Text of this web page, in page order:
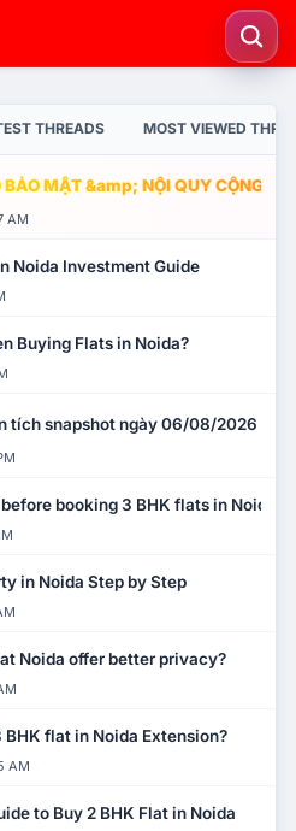
THREADS MOST VIEWED
BẢO MẬT &amp; NỘI QUY CỘNG
AM
Noida Investment Guide
Buying Flats in Noida?
tích snapshot ngày 06/08/2026
booking 3 BHK flats in Noida?
in Noida Step by Step
Noida offer better privacy?
BHK flat in Noida Extension?
AM
to Buy 2 BHK Flat in Noida